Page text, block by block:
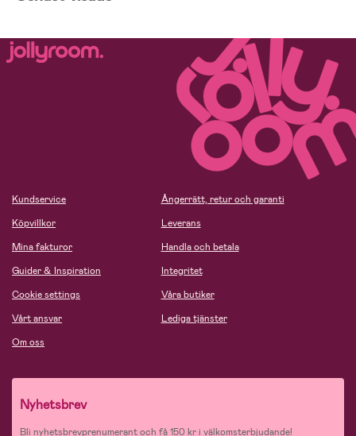
Kundservice
Köpvillkor
Mina fakturor
Guider & Inspiration
Cookie settings
Vårt ansvar
Om oss
Ångerrätt, retur och garanti
Leverans
Handla och betala
Integritet
Våra butiker
Lediga tjänster
Nyhetsbrev
Bli nyhetsbrevprenumerant och få 150 kr i välkomsterbjudande!